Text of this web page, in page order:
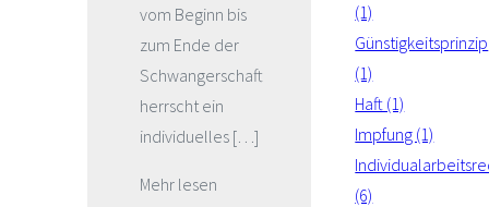
vom Beginn bis
zum Ende der
Schwangerschaft
herrscht ein
individuelles […]
Mehr lesen
(1)
Günstigkeitsprinzip
(1)
Haft (1)
Impfung (1)
(6)